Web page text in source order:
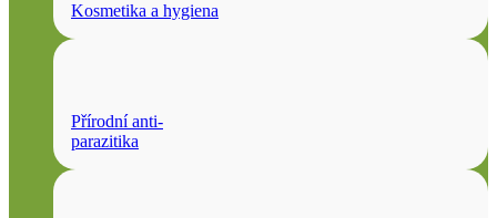
Kosmetika a hygiena
Přírodní anti-
parazitika